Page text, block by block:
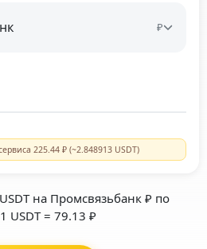
₽
225.44 ₽ (~2.848913 USDT)
на Промсвязьбанк ₽ по
USDT = 79.13 ₽